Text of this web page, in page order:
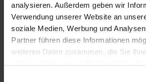
analysieren. Außerdem geben wir
Verwendung unserer Website an
soziale Medien, Werbung und
Partner führen diese Informationen
weiteren Daten zusammen, die Sie
haben oder die sie im Rahmen Ihrer
Erweiterter Schutz dank
Ideal für große Terrassenflächen
Robuste Materialien & optionaler